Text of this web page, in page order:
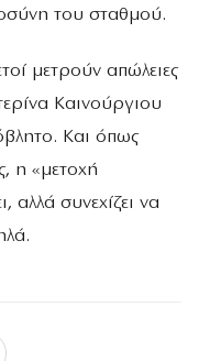
του σταθμού.
μετρούν απώλειες
Καινούργιου
Και όπως
η «μετοχή
αλλά συνεχίζει να